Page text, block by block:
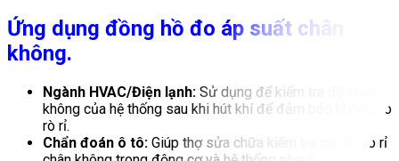
Ứng dụng đồng hồ đo áp suất chân
không.
Ngành HVAC/Điện lạnh: Sử dụng để kiểm tra độ chân
không của hệ thống sau khi hút khí để đảm bảo không có
rò rỉ.
Chẩn đoán ô tô: Giúp thợ sửa chữa kiểm tra các lỗi rò rỉ